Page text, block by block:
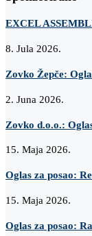
EXCEL
8. Jula 2026.
Zovko Žepče:
2. Juna 2026.
Zovko d.o.o.:
15. Maja 2026.
Oglas za posao:
15. Maja 2026.
Oglas za posao: